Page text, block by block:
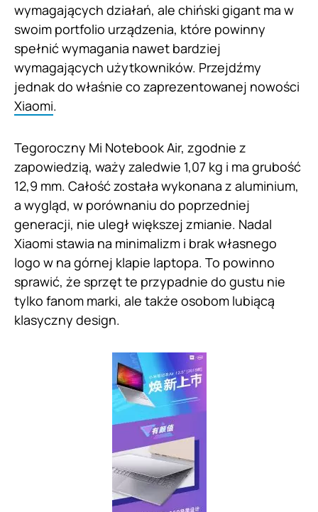
wymagających działań, ale chiński gigant ma w
swoim portfolio urządzenia, które powinny
spełnić wymagania nawet bardziej
wymagających użytkowników. Przejdźmy
jednak do właśnie co zaprezentowanej nowości
Xiaomi.
Tegoroczny Mi Notebook Air, zgodnie z
zapowiedzią, waży zaledwie 1,07 kg i ma grubość
12,9 mm. Całość została wykonana z aluminium,
a wygląd, w porównaniu do poprzedniej
generacji, nie uległ większej zmianie. Nadal
Xiaomi stawia na minimalizm i brak własnego
logo w na górnej klapie laptopa. To powinno
sprawić, że sprzęt te przypadnie do gustu nie
tylko fanom marki, ale także osobom lubiącą
klasyczny design.